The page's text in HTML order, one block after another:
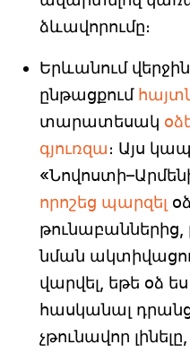
ձևավորումը։
Երևանում
ընթացքում
տարատեսակ
գյուռզա։ Այս
որոշեց պարզել
թունաբաններից,
նման
վարվել, եթե օձ
հասկանալ
չթունավոր